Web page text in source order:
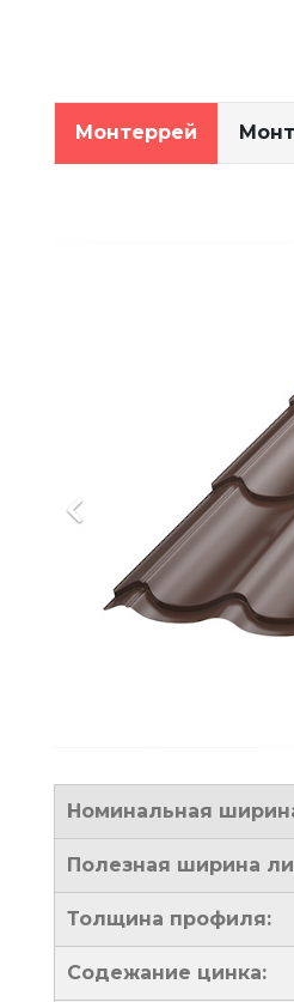
Монтеррей
Номинальная
Полезная ширина
Толщина профиля:
Содежание цинка: